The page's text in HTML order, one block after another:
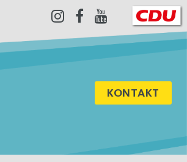
Instagram
Facebook
Youtube
KONTAKT